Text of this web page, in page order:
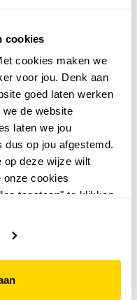
cookies
cookies maken we
voor jou. Denk aan
goed laten werken
de website
laten we jou
dus op jou afgestemd.
op deze wijze wilt
onze cookies
toestaan" te klikken.